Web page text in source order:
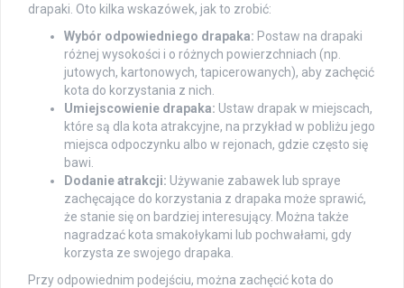
drapaki. Oto kilka wskazówek, jak to zrobić:
Wybór odpowiedniego drapaka: Postaw na drapaki
różnej wysokości i o różnych powierzchniach (np.
jutowych, kartonowych, tapicerowanych), aby zachęcić
kota do korzystania z nich.
Umiejscowienie drapaka: Ustaw drapak w miejscach,
które są dla kota atrakcyjne, na przykład w pobliżu jego
miejsca odpoczynku albo w rejonach, gdzie często się
bawi.
Dodanie atrakcji: Używanie zabawek lub spraye
zachęcające do korzystania z drapaka może sprawić,
że stanie się on bardziej interesujący. Można także
nagradzać kota smakołykami lub pochwałami, gdy
korzysta ze swojego drapaka.
Przy odpowiednim podejściu, można zachęcić kota do